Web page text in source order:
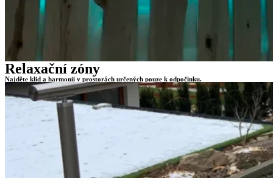
Relaxační zóny
Najděte klid a harmonii v prostorách určených pouze k odpočinku.